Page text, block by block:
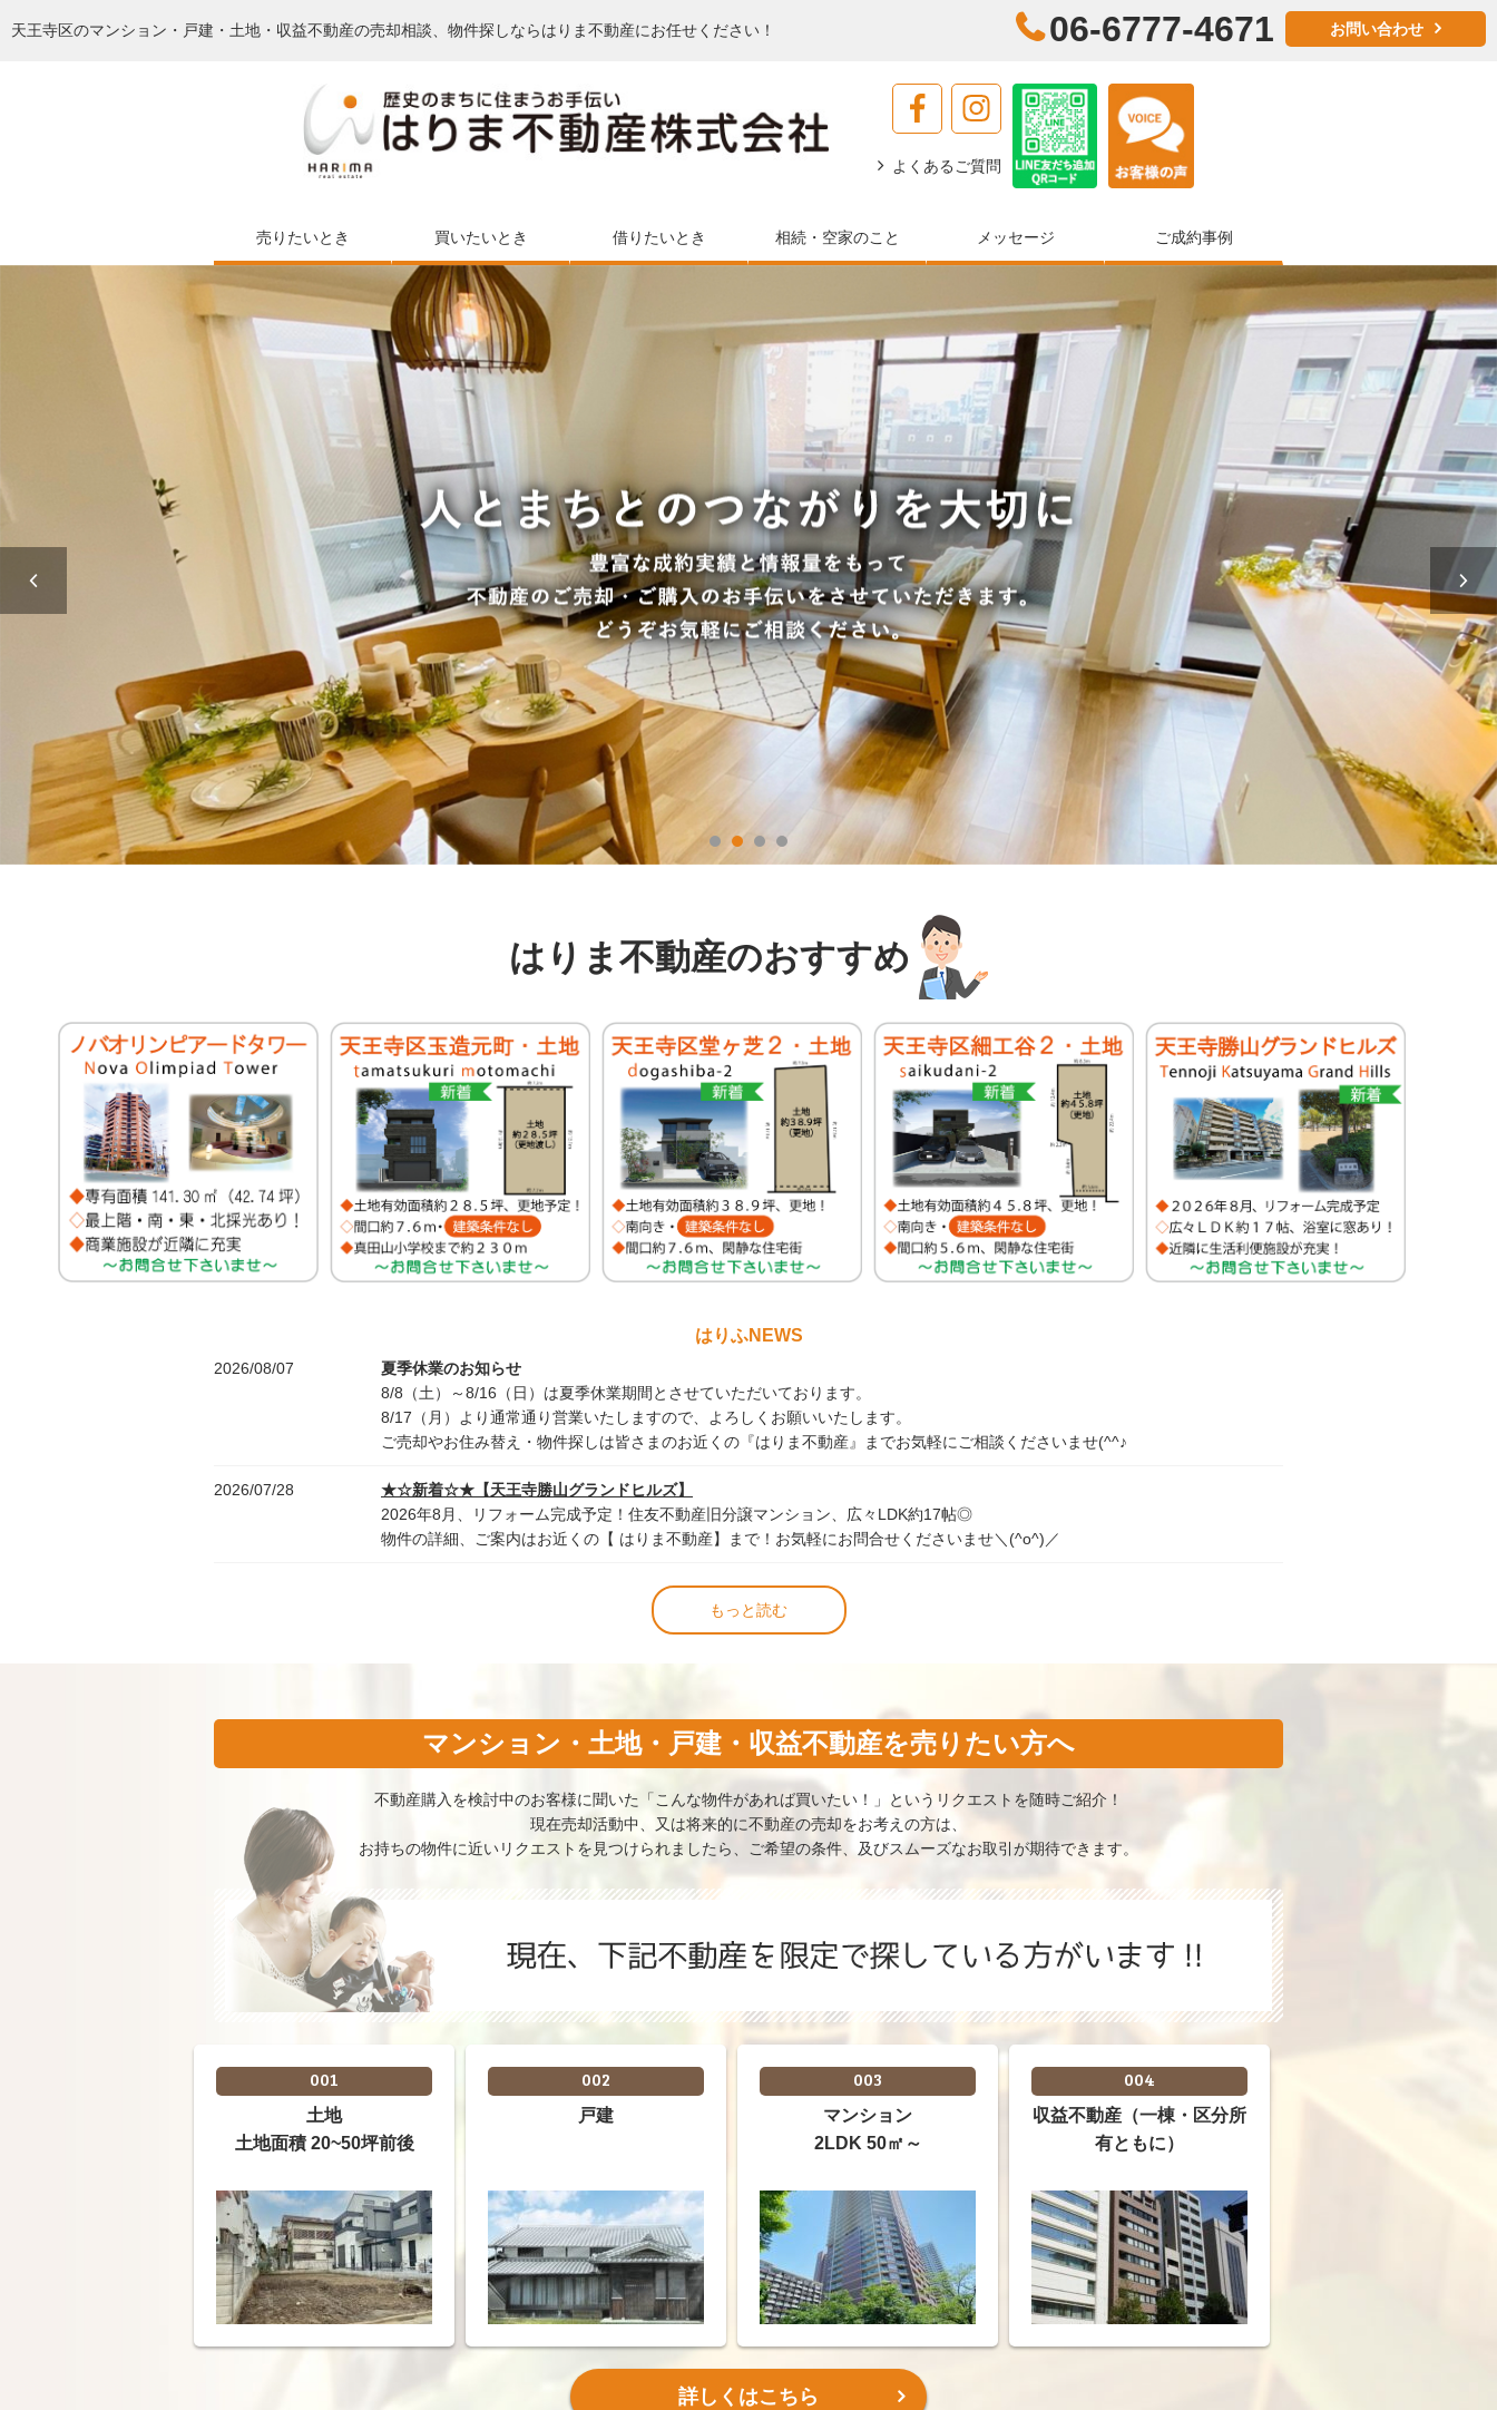
天王寺区のマンション・戸建・土地・収益不動産の売却相談、物件探しならはりま不動産にお任せください！ 06-6777-4671 お問い合わせ
よくあるご質問
売りたいとき 買いたいとき 借りたいとき 相続・空家のこと メッセージ ご成約事例
はりま不動産のおすすめ
はりふNEWS
2026/08/07
夏季休業のお知らせ
8/8（土）～8/16（日）は夏季休業期間とさせていただいております。
8/17（月）より通常通り営業いたしますので、よろしくお願いいたします。
ご売却やお住み替え・物件探しは皆さまのお近くの『はりま不動産』までお気軽にご相談くださいませ(^^♪
2026/07/28
★☆新着☆★【天王寺勝山グランドヒルズ】
2026年8月、リフォーム完成予定！住友不動産旧分譲マンション、広々LDK約17帖◎
物件の詳細、ご案内はお近くの【 はりま不動産】まで！お気軽にお問合せくださいませ＼(^o^)／
もっと読む
マンション・土地・戸建・収益不動産を売りたい方へ
不動産購入を検討中のお客様に聞いた「こんな物件があれば買いたい！」というリクエストを随時ご紹介！
現在売却活動中、又は将来的に不動産の売却をお考えの方は、
お持ちの物件に近いリクエストを見つけられましたら、ご希望の条件、及びスムーズなお取引が期待できます。
001
土地
土地面積 20~50坪前後
002
戸建
003
マンション
2LDK 50㎡～
004
収益不動産（一棟・区分所
有ともに）
詳しくはこちら